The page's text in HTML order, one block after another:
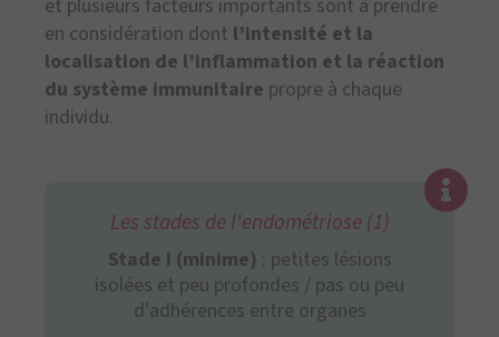
et plusieurs facteurs importants sont à prendre
en considération dont l’intensité et la
localisation de l’inflammation et la réaction
du système immunitaire propre à chaque
individu.
Les stades de l'endométriose (1)
Stade I (minime) : petites lésions
isolées et peu profondes / pas ou peu
d'adhérences entre organes